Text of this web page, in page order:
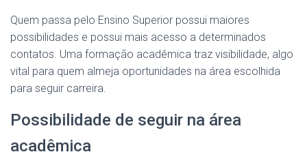
Quem passa pelo Ensino Superior possui maiores
possibilidades e possui mais acesso a determinados
contatos. Uma formação acadêmica traz visibilidade, algo
vital para quem almeja oportunidades na área escolhida
para seguir carreira.
Possibilidade de seguir na área
acadêmica